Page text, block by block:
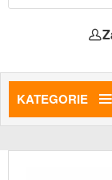
KATEGORIE